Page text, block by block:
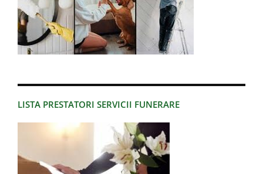
LISTA PRESTATORI SERVICII FUNERARE